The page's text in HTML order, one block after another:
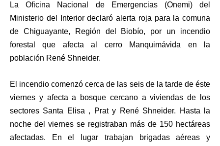
La Oficina Nacional de Emergencias (Onemi) del
Ministerio del Interior declaró alerta roja para la comuna
de Chiguayante, Región del Biobío, por un incendio
forestal que afecta al cerro Manquimávida en la
población René Shneider.
El incendio comenzó cerca de las seis de la tarde de éste
viernes y afecta a bosque cercano a viviendas de los
sectores Santa Elisa , Prat y René Shneider. Hasta la
noche del viernes se registraban más de 150 hectáreas
afectadas. En el lugar trabajan brigadas aéreas y